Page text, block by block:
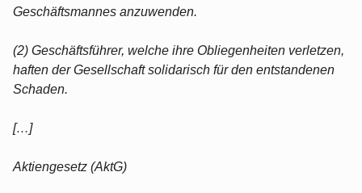
Geschäftsmannes anzuwenden.
(2) Geschäftsführer, welche ihre Obliegenheiten verletzen,
haften der Gesellschaft solidarisch für den entstandenen
Schaden.
[…]
Aktiengesetz (AktG)